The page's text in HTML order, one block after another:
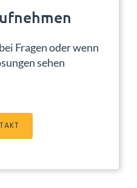
Fragen oder wenn
sehen